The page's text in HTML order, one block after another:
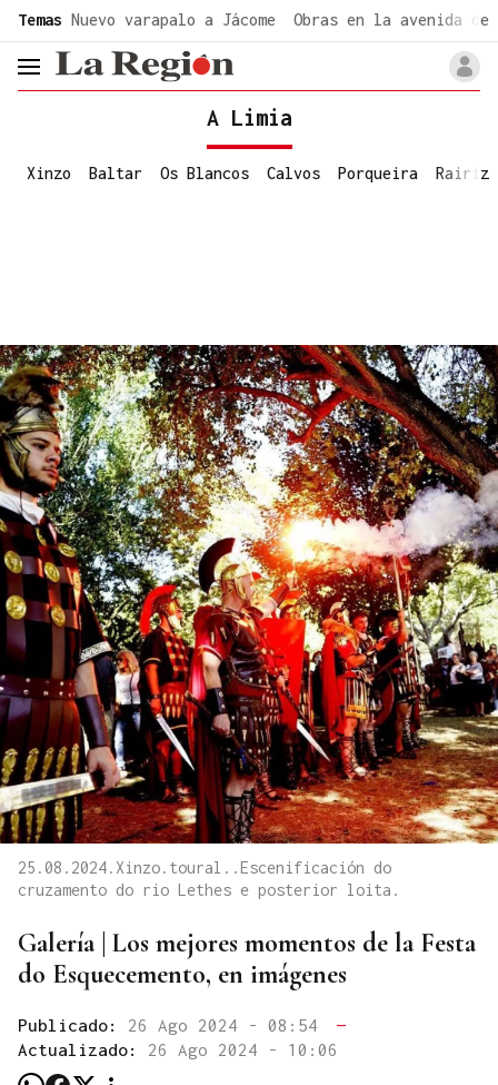
Temas Nuevo varapalo a Jácome Obras en la avenida de
header.menu.open
A Limia
Xinzo Baltar Os Blancos Calvos Porqueira Rairiz
25.08.2024.Xinzo.toural..Escenificación do
cruzamento do rio Lethes e posterior loita.
Galería | Los mejores momentos de la Festa
do Esquecemento, en imágenes
Publicado: 26 Ago 2024 - 08:54
—
Actualizado: 26 Ago 2024 - 10:06